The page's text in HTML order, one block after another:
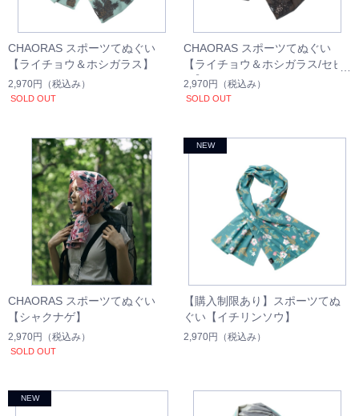
CHAORAS スポーツてぬぐい
【ライチョウ＆ホシガラス】
2,970円 （税込み）
SOLD OUT
CHAORAS スポーツてぬぐい
【ライチョウ＆ホシガラス/セピ
ア】
2,970円 （税込み）
SOLD OUT
CHAORAS スポーツてぬぐい
【シャクナゲ】
2,970円 （税込み）
SOLD OUT
【購入制限あり】スポーツてぬ
ぐい【イチリンソウ】
2,970円 （税込み）